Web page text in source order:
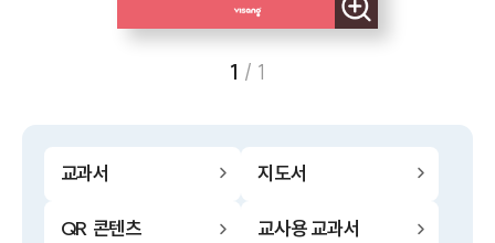
교과서 지도서
QR 콘텐츠 교사용 교과서
1 / 1